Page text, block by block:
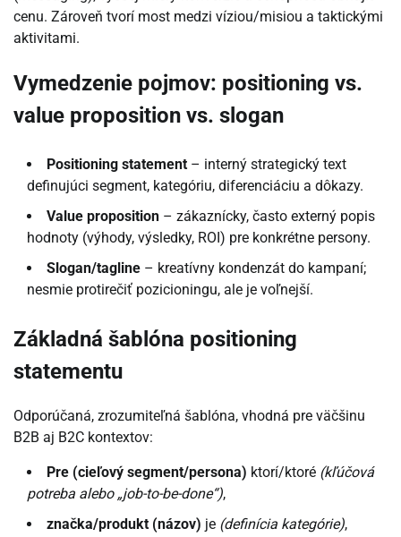
cenu. Zároveň tvorí most medzi víziou/misiou a taktickými
aktivitami.
Vymedzenie pojmov: positioning vs.
value proposition vs. slogan
Positioning statement – interný strategický text
definujúci segment, kategóriu, diferenciáciu a dôkazy.
Value proposition – zákaznícky, často externý popis
hodnoty (výhody, výsledky, ROI) pre konkrétne persony.
Slogan/tagline – kreatívny kondenzát do kampaní;
nesmie protirečiť pozicioningu, ale je voľnejší.
Základná šablóna positioning
statementu
Odporúčaná, zrozumiteľná šablóna, vhodná pre väčšinu
B2B aj B2C kontextov:
Pre (cieľový segment/persona) ktorí/ktoré (kľúčová
potreba alebo „job-to-be-done“),
značka/produkt (názov) je (definícia kategórie),